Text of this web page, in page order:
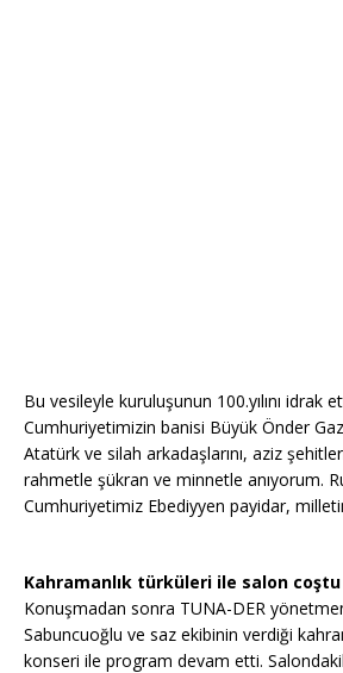
Bu vesileyle kuruluşunun 100.yılını idrak
Cumhuriyetimizin banisi Büyük Önder
Atatürk ve silah arkadaşlarını, aziz
rahmetle şükran ve minnetle anıyorum.
Cumhuriyetimiz Ebediyyen payidar,
Kahramanlık türküleri ile salon coştu
Konuşmadan sonra TUNA-DER
Sabuncuoğlu ve saz ekibinin verdiği
konseri ile program devam etti.